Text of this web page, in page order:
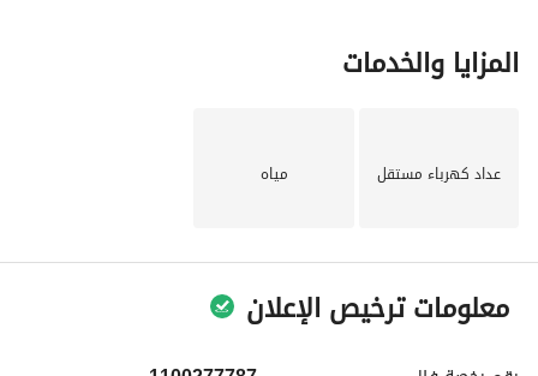
المزايا والخدمات
عداد كهرباء مستقل مياه
معلومات ترخيص الإعلان